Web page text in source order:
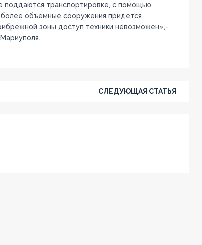
поддаются транспортировке, с помощью
объемные сооружения придется
зоны доступ техники невозможен»,-
СЛЕДУЮЩАЯ СТАТЬЯ